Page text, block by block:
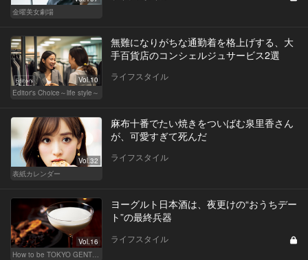
金曜美女劇場
Vol.10
Editor's Choice～life style～
無難になりがちな通勤着を格上げする、大
手百貨店のコンシェルジュサービス2選
ライフスタイル
Vol.32
表紙カレンダー
麻布十番でたい焼きをついばむ泉里香さん
が、可愛すぎて死んだ
ライフスタイル
Vol.16
ヨーグルト日本酒は、夜更けの“おうちデー
ト”の最終兵器
ライフスタイル